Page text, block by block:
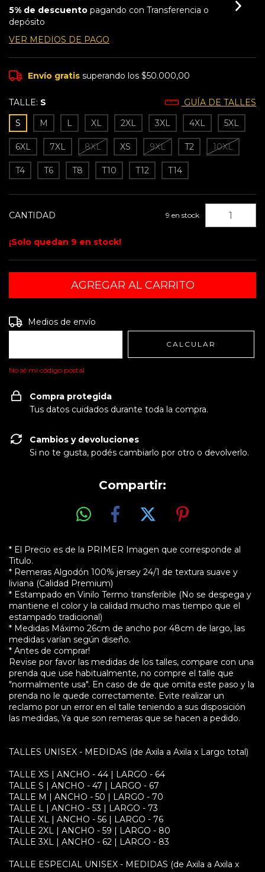
5% de descuento pagando con Transferencia o
depósito
VER MEDIOS DE PAGO
Envío gratis superando los$50.000,00
TALLE: S
GUÍA DE TALLES
S
M L XL 2XL 3XL 4XL 5XL
6XL 7XL 8XL XS 9XL T2 10XL
T4 T6 T8 T10 T12 T14
CANTIDAD 9 en stock
¡Solo quedan 9 en stock!
Entregas para el CP:
Medios de envío
CALCULAR
No sé mi código postal
Compra protegida
Tus datos cuidados durante toda la compra.
Cambios y devoluciones
Si no te gusta, podés cambiarlo por otro o devolverlo.
Compartir:
* El Precio es de la PRIMER Imagen que corresponde al
Titulo.
* Remeras Algodón 100% jersey 24/1 de textura suave y
liviana (Calidad Premium)
* Estampado en Vinilo Termo transferible (No se despega y
mantiene el color y la calidad mucho mas tiempo que el
estampado tradicional)
* Medidas Máximo 26cm de ancho por 48cm de largo, las
medidas varían según diseño.
* Antes de comprar!
Revise por favor las medidas de los talles, compare con una
prenda que use habitualmente, no compre el talle que
"normalmente usa". En caso de de que omita este paso y la
prenda no le quede correctamente. Evite realizar un
reclamo por un error en el talle teniendo a sus disposición
las medidas, Ya que son remeras que se hacen a pedido.
TALLES UNISEX - MEDIDAS (de Axila a Axila x Largo total)
TALLE XS | ANCHO - 44 | LARGO - 64
TALLE S | ANCHO - 47 | LARGO - 67
TALLE M | ANCHO - 50 | LARGO - 70
TALLE L | ANCHO - 53 | LARGO - 73
TALLE XL | ANCHO - 56 | LARGO - 76
TALLE 2XL | ANCHO - 59 | LARGO - 80
TALLE 3XL | ANCHO - 62 | LARGO - 83
TALLE ESPECIAL UNISEX - MEDIDAS (de Axila a Axila x